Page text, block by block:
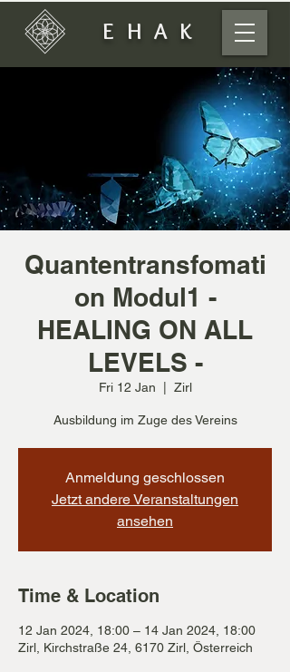
EHAK
Quantentransfomati
on Modul1 -
HEALING ON ALL
LEVELS -
Fri 12 Jan Zirl
Ausbildung im Zuge des Vereins
Anmeldung geschlossen
Jetzt andere Veranstaltungen
ansehen
Time & Location
12 Jan 2024, 18:00 – 14 Jan 2024, 18:00
Zirl, Kirchstraße 24, 6170 Zirl, Österreich